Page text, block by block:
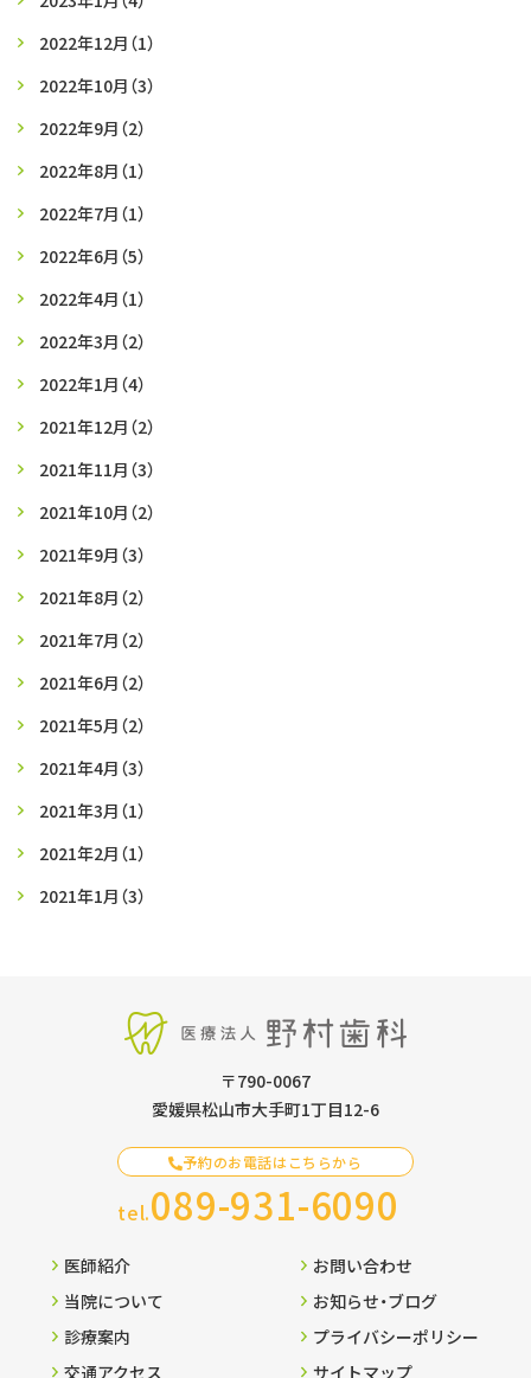
2022年12月 （1）
2022年10月 （3）
2022年9月 （2）
2022年8月 （1）
2022年7月 （1）
2022年6月 （5）
2022年4月 （1）
2022年3月 （2）
2022年1月 （4）
2021年12月 （2）
2021年11月 （3）
2021年10月 （2）
2021年9月 （3）
2021年8月 （2）
2021年7月 （2）
2021年6月 （2）
2021年5月 （2）
2021年4月 （3）
2021年3月 （1）
2021年2月 （1）
2021年1月 （3）
〒790-0067
愛媛県松山市大手町1丁目12-6
予約のお電話はこちらから
tel.089-931-6090
医師紹介
当院について
診療案内
交通アクセス
お問い合わせ
お知らせ・ブログ
プライバシーポリシー
サイトマップ